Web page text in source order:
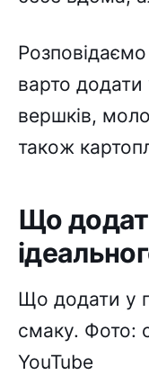
варто додати
вершків,
також
Що
Що додати у
смаку. Фото:
YouTube